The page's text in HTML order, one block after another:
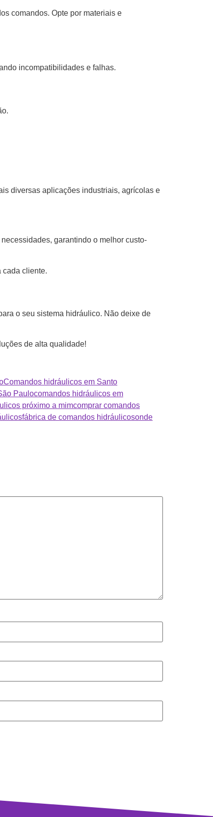
comandos. Opte por materiais e
incompatibilidades e falhas.
diversas aplicações industriais, agrícolas e
garantindo o melhor custo-
cada cliente.
o seu sistema hidráulico. Não deixe de
de alta qualidade!
Comandos hidráulicos em Santo
Paulocomandos hidráulicos em
próximo a mimcomprar comandos
fábrica de comandos hidráulicosonde